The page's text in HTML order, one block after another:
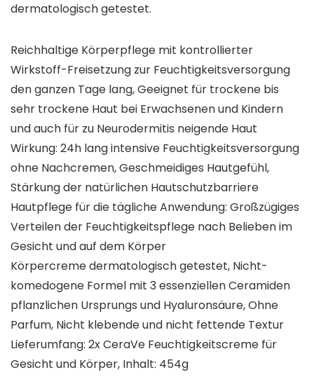
dermatologisch getestet.
Reichhaltige Körperpflege mit kontrollierter
Wirkstoff-Freisetzung zur Feuchtigkeitsversorgung
den ganzen Tage lang, Geeignet für trockene bis
sehr trockene Haut bei Erwachsenen und Kindern
und auch für zu Neurodermitis neigende Haut
Wirkung: 24h lang intensive Feuchtigkeitsversorgung
ohne Nachcremen, Geschmeidiges Hautgefühl,
Stärkung der natürlichen Hautschutzbarriere
Hautpflege für die tägliche Anwendung: Großzügiges
Verteilen der Feuchtigkeitspflege nach Belieben im
Gesicht und auf dem Körper
Körpercreme dermatologisch getestet, Nicht-
komedogene Formel mit 3 essenziellen Ceramiden
pflanzlichen Ursprungs und Hyaluronsäure, Ohne
Parfum, Nicht klebende und nicht fettende Textur
Lieferumfang: 2x CeraVe Feuchtigkeitscreme für
Gesicht und Körper, Inhalt: 454g